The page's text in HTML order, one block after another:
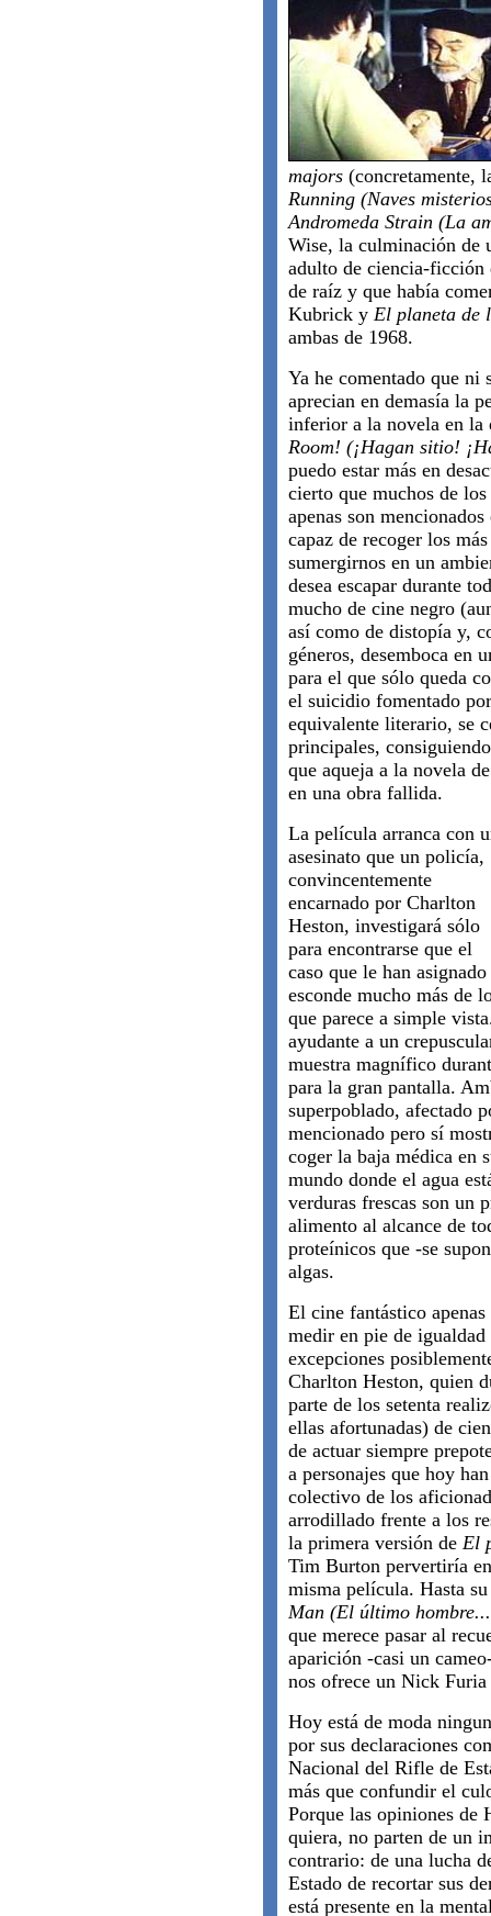
majors (concretamente,
Running (Naves
Andromeda Strain (La
Wise, la culminación de
adulto de ciencia-ficción
de raíz y que había
Kubrick y El planeta de
ambas de 1968.
Ya he comentado que
aprecian en demasía la
inferior a la novela en la
Room! (¡Hagan sitio!
puedo estar más en
cierto que muchos de
apenas son
capaz de recoger los
sumergirnos en un
desea escapar durante
mucho de cine negro
así como de distopía y,
géneros, desemboca en
para el que sólo queda
el suicidio fomentado
equivalente literario, se
principales,
que aqueja a la novela
en una obra fallida.
La película arranca con
asesinato que un policía,
convincentemente
encarnado por Charlton
Heston, investigará sólo
para encontrarse que el
caso que le han asignado
esconde mucho más de
que parece a simple
ayudante a un
muestra magnífico
para la gran pantalla.
superpoblado, afectado
mencionado pero sí
coger la baja médica en
mundo donde el agua
verduras frescas son un
alimento al alcance de
proteínicos que -se
algas.
El cine fantástico
medir en pie de
excepciones
Charlton Heston, quien
parte de los setenta
ellas afortunadas) de
de actuar siempre
a personajes que hoy
colectivo de los
arrodillado frente a los
la primera versión de El
Tim Burton pervertiría
misma película. Hasta
Man (El último
que merece pasar al
aparición -casi un
nos ofrece un Nick
Hoy está de moda
por sus declaraciones
Nacional del Rifle de
más que confundir el
Porque las opiniones de
quiera, no parten de un
contrario: de una lucha
Estado de recortar sus
está presente en la